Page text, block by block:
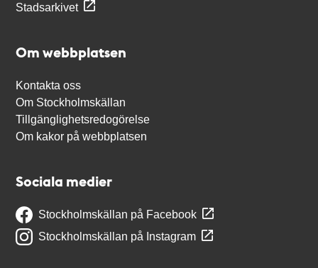
Stadsarkivet
Om webbplatsen
Kontakta oss
Om Stockholmskällan
Tillgänglighetsredogörelse
Om kakor på webbplatsen
Sociala medier
Stockholmskällan på Facebook
Stockholmskällan på Instagram